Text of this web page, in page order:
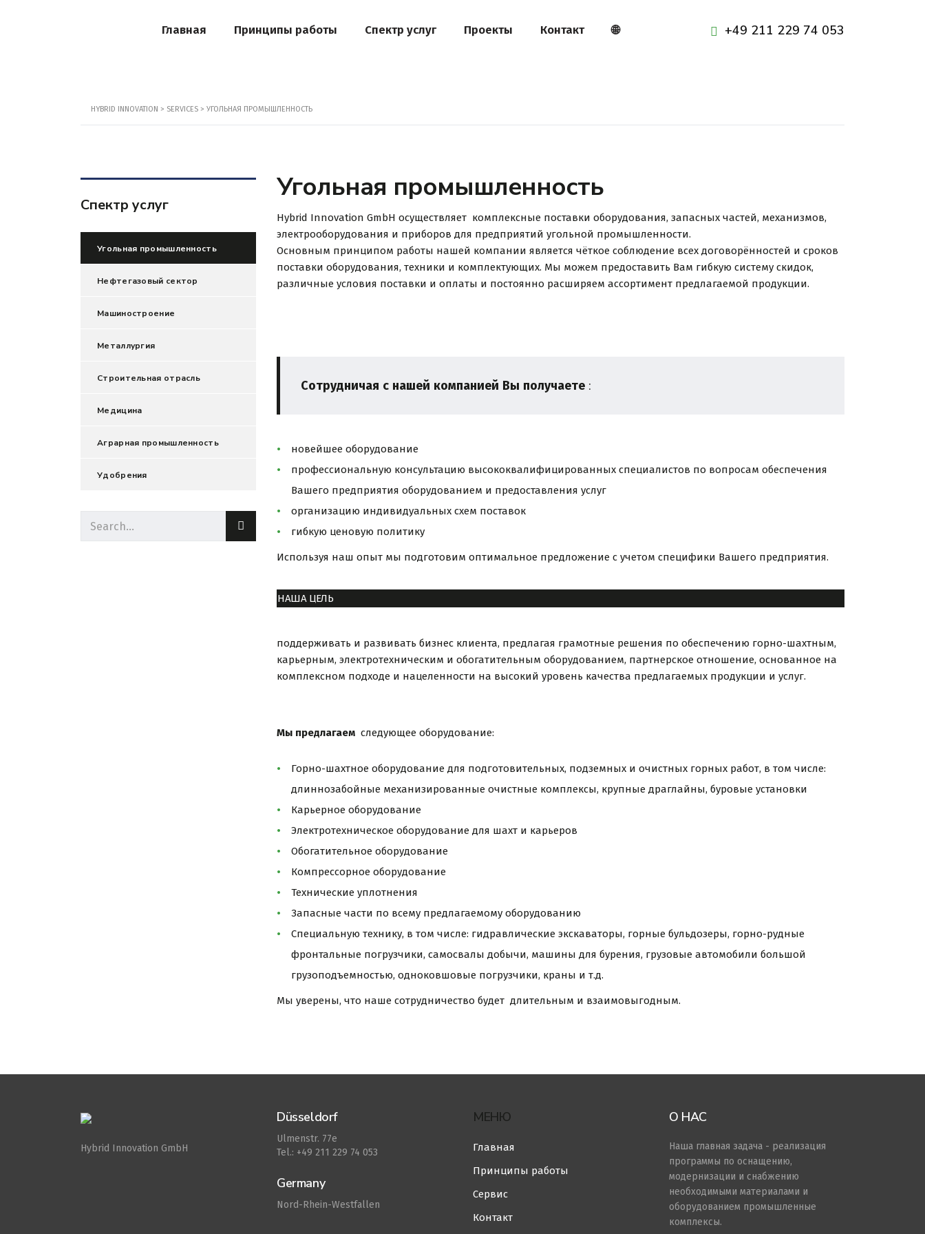
Главная Принципы работы Спектр услуг Проекты Контакт 🌐 +49 211 229 74 053
HYBRID INNOVATION > SERVICES > УГОЛЬНАЯ ПРОМЫШЛЕННОСТЬ
Угольная промышленность
Hybrid Innovation GmbH осуществляет комплексные поставки оборудования, запасных частей, механизмов,
электрооборудования и приборов для предприятий угольной промышленности.
Основным принципом работы нашей компании является чёткое соблюдение всех договорённостей и сроков
поставки оборудования, техники и комплектующих. Мы можем предоставить Вам гибкую систему скидок,
различные условия поставки и оплаты и постоянно расширяем ассортимент предлагаемой продукции.
Сотрудничая с нашей компанией Вы получаете :
новейшее оборудование
профессиональную консультацию высококвалифицированных специалистов по вопросам обеспечения
Вашего предприятия оборудованием и предоставления услуг
организацию индивидуальных схем поставок
гибкую ценовую политику
Используя наш опыт мы подготовим оптимальное предложение с учетом специфики Вашего предприятия.
НАША ЦЕЛЬ
поддерживать и развивать бизнес клиента, предлагая грамотные решения по обеспечению горно-шахтным,
карьерным, электротехническим и обогатительным оборудованием, партнерское отношение, основанное на
комплексном подходе и нацеленности на высокий уровень качества предлагаемых продукции и услуг.
Мы предлагаем следующее оборудование:
Горно-шахтное оборудование для подготовительных, подземных и очистных горных работ, в том числе:
длиннозабойные механизированные очистные комплексы, крупные драглайны, буровые установки
Карьерное оборудование
Электротехническое оборудование для шахт и карьеров
Обогатительное оборудование
Компрессорное оборудование
Технические уплотнения
Запасные части по всему предлагаемому оборудованию
Специальную технику, в том числе: гидравлические экскаваторы, горные бульдозеры, горно-рудные
фронтальные погрузчики, самосвалы добычи, машины для бурения, грузовые автомобили большой
грузоподъемностью, одноковшовые погрузчики, краны и т.д.
Мы уверены, что наше сотрудничество будет длительным и взаимовыгодным.
Спектр услуг
Угольная промышленность
Нефтегазовый сектор
Машиностроение
Металлургия
Строительная отрасль
Медицина
Аграрная промышленность
Удобрения
Hybrid Innovation GmbH
Düsseldorf
Ulmenstr. 77e
Tel.: +49 211 229 74 053
Germany
Nord-Rhein-Westfallen
МЕНЮ
Главная
Принципы работы
Сервис
Контакт
О НАС
Наша главная задача - реализация
программы по оснащению,
модернизации и снабжению
необходимыми материалами и
оборудованием промышленные
комплексы.